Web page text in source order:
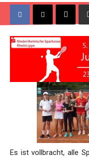
Es ist vollbracht, alle